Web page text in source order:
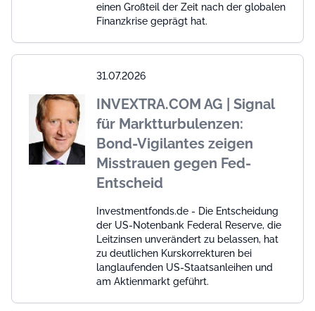
einen Großteil der Zeit nach der globalen
Finanzkrise geprägt hat.
31.07.2026
INVEXTRA.COM AG | Signal
für Marktturbulenzen:
Bond-Vigilantes zeigen
Misstrauen gegen Fed-
Entscheid
Investmentfonds.de - Die Entscheidung
der US-Notenbank Federal Reserve, die
Leitzinsen unverändert zu belassen, hat
zu deutlichen Kurskorrekturen bei
langlaufenden US-Staatsanleihen und
am Aktienmarkt geführt.